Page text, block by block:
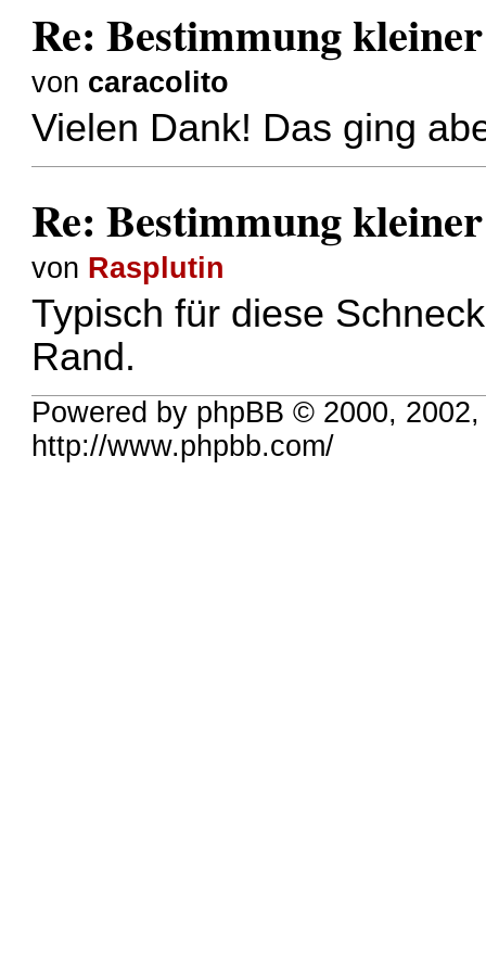
Re: Bestimmung
von caracolito
Vielen Dank! Das ging
Re: Bestimmung
von Rasplutin
Typisch für diese
Rand.
Powered by phpBB © 2000,
http://www.phpbb.com/